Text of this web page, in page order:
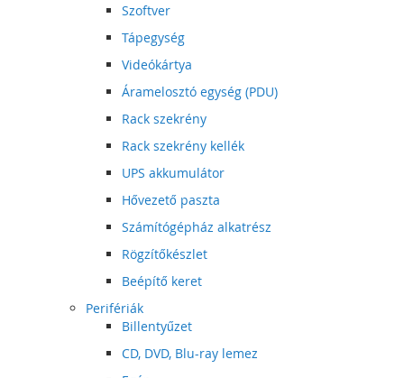
Szoftver
Tápegység
Videókártya
Áramelosztó egység (PDU)
Rack szekrény
Rack szekrény kellék
UPS akkumulátor
Hővezető paszta
Számítógépház alkatrész
Rögzítőkészlet
Beépítő keret
Perifériák
Billentyűzet
CD, DVD, Blu-ray lemez